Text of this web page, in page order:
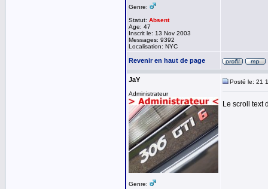
Genre:
Statut: Absent
Age: 47
Inscrit le: 13 Nov 2003
Messages: 9392
Localisation: NYC
Revenir en haut de page
JaY
Administrateur
Genre:
Posté le: 21
Le scroll text